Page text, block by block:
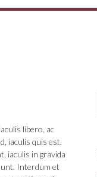
libero, ac
iaculis quis est.
iaculis in gravida
Interdum et